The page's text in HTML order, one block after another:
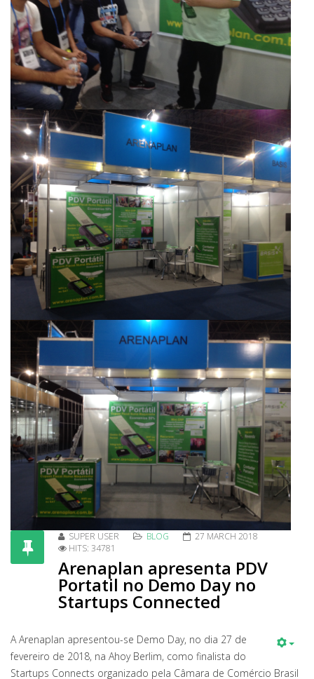
SUPER USER BLOG
27 MARCH 2018
HITS: 34781
Arenaplan apresenta PDV
Portatil no Demo Day no
Startups Connected
A Arenaplan apresentou-se Demo Day, no dia 27 de
fevereiro de 2018, na Ahoy Berlim, como finalista do
Startups Connects organizado pela Câmara de Comércio Brasil